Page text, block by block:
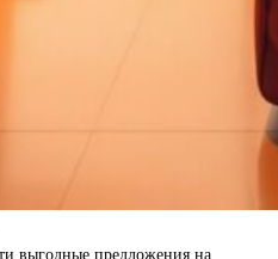
выгодные предложения на